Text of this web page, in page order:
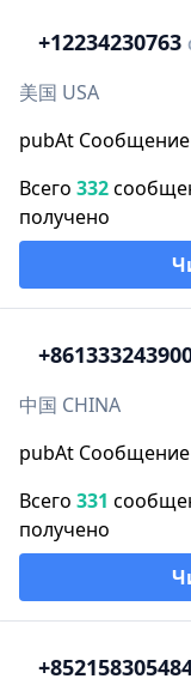
+12234230763
美国 USA
pubAt Сообщение
Всего 332
получено
+86
中国 CHINA
pubAt Сообщение
Всего 331
получено
+852